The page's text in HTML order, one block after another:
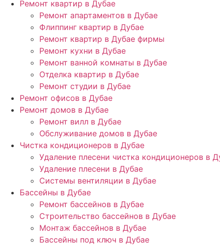
Ремонт квартир в Дубае
Ремонт апартаментов в Дубае
Флиппинг квартир в Дубае
Ремонт квартир в Дубае фирмы
Ремонт кухни в Дубае
Ремонт ванной комнаты в Дубае
Отделка квартир в Дубае
Ремонт студии в Дубае
Ремонт офисов в Дубае
Ремонт домов в Дубае
Ремонт вилл в Дубае
Обслуживание домов в Дубае
Чистка кондиционеров в Дубае
Удаление плесени чистка кондиционеров в
Удаление плесени в Дубае
Системы вентиляции в Дубае
Бассейны в Дубае
Ремонт бассейнов в Дубае
Строительство бассейнов в Дубае
Монтаж бассейнов в Дубае
Бассейны под ключ в Дубае